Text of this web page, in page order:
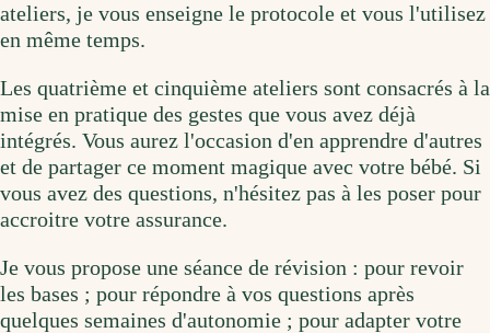
ateliers, je vous enseigne le protocole et vous l'utilisez
en même temps.
Les quatrième et cinquième ateliers sont consacrés à la
mise en pratique des gestes que vous avez déjà
intégrés. Vous aurez l'occasion d'en apprendre d'autres
et de partager ce moment magique avec votre bébé. Si
vous avez des questions, n'hésitez pas à les poser pour
accroitre votre assurance.
Je vous propose une séance de révision : pour revoir
les bases ; pour répondre à vos questions après
quelques semaines d'autonomie ; pour adapter votre